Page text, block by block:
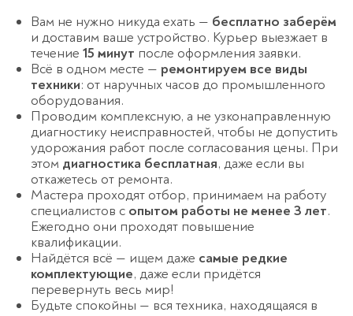
Ремонт цифровой техники
Сервисные центры
Ремонт кофемашин
Ремонт микроволновок
Ремонт парогенераторов
Ремонт пылесосов
Вам не нужно никуда ехать — бесплатно заберём
и доставим ваше устройство. Курьер выезжает в
течение 15 минут после оформления заявки.
Всё в одном месте — ремонтируем все виды
техники: от наручных часов до промышленного
оборудования.
Проводим комплексную, а не узконаправленную
диагностику неисправностей, чтобы не допустить
удорожания работ после согласования цены. При
этом диагностика бесплатная, даже если вы
откажетесь от ремонта.
Мастера проходят отбор, принимаем на работу
специалистов с опытом работы не менее 3 лет.
Ежегодно они проходят повышение
квалификации.
Найдётся всё — ищем даже самые редкие
комплектующие, даже если придётся
перевернуть весь мир!
Будьте спокойны — вся техника, находящаяся в